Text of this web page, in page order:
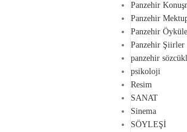
Panzehir
Panzehir
Panzehir
Panzehir Şiirler
panzehir
psikoloji
Resim
SANAT
Sinema
SÖYLEŞİ